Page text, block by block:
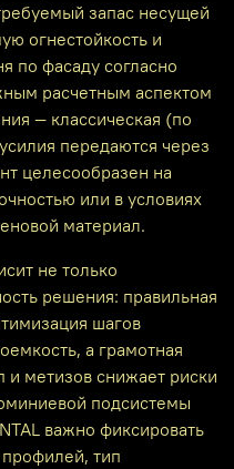
запас несущей
огнестойкость и
по фасаду согласно
расчетным аспектом
— классическая (по
передаются через
целесообразен на
или в условиях
материал.
не только
решения: правильная
шагов
а грамотная
и метизов снижает риски
подсистемы
важно фиксировать
тип